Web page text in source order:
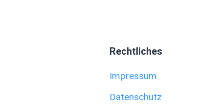
Rechtliches
Impressum
Datenschutz